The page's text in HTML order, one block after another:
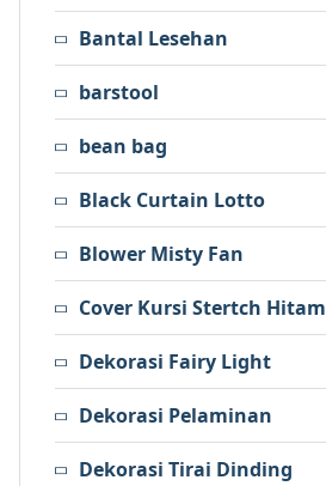
Bantal Lesehan
barstool
bean bag
Black Curtain Lotto
Blower Misty Fan
Cover Kursi Stertch Hitam
Dekorasi Fairy Light
Dekorasi Pelaminan
Dekorasi Tirai Dinding